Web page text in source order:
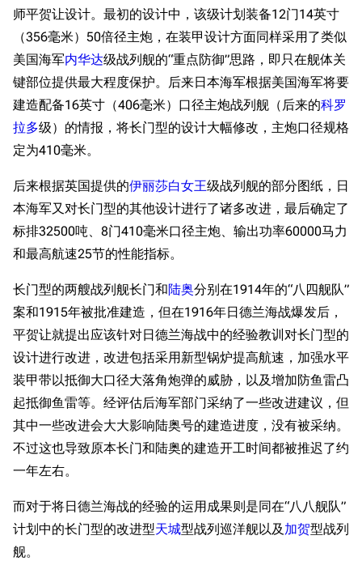
师平贺让设计。最初的设计中，该级计划装备12门14英寸
（356毫米）50倍径主炮，在装甲设计方面同样采用了类似
美国海军内华达级战列舰的“重点防御”思路，即只在舰体关
键部位提供最大程度保护。后来日本海军根据美国海军将要
建造配备16英寸（406毫米）口径主炮战列舰（后来的科罗
拉多级）的情报，将长门型的设计大幅修改，主炮口径规格
定为410毫米。
后来根据英国提供的伊丽莎白女王级战列舰的部分图纸，日
本海军又对长门型的其他设计进行了诸多改进，最后确定了
标排32500吨、8门410毫米口径主炮、输出功率60000马力
和最高航速25节的性能指标。
长门型的两艘战列舰长门和陆奥分别在1914年的“八四舰队”
案和1915年被批准建造，但在1916年日德兰海战爆发后，
平贺让就提出应该针对日德兰海战中的经验教训对长门型的
设计进行改进，改进包括采用新型锅炉提高航速，加强水平
装甲带以抵御大口径大落角炮弹的威胁，以及增加防鱼雷凸
起抵御鱼雷等。经评估后海军部门采纳了一些改进建议，但
其中一些改进会大大影响陆奥号的建造进度，没有被采纳。
不过这也导致原本长门和陆奥的建造开工时间都被推迟了约
一年左右。
而对于将日德兰海战的经验的运用成果则是同在“八八舰队”
计划中的长门型的改进型天城型战列巡洋舰以及 加贺型战列
舰。